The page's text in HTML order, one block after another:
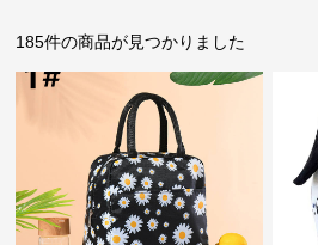
185件の商品が見つかりました